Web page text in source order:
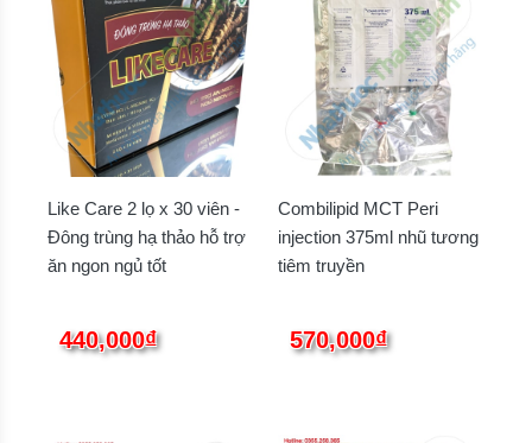
Like Care 2 lọ x 30 viên -
Đông trùng hạ thảo hỗ trợ
ăn ngon ngủ tốt
440,000₫
Combilipid MCT Peri
injection 375ml nhũ tương
tiêm truyền
570,000₫